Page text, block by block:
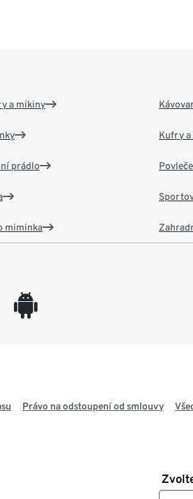
a mikiny
prádlo
miminka
Kufry
android
Právo na odstoupení od smlouvy